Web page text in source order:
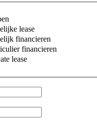
lease
financieren
financieren
lease